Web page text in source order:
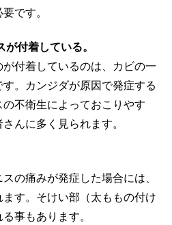
要です。
付着している。
付着しているのは、カビの一
。カンジダが原因で発症する
不衛生によっておこりやす
んに多く見られます。
の痛みが発症した場合には、
ます。そけい部（太ももの付け
事もあります。